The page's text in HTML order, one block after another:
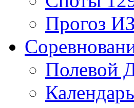
Прогоз
Полевой